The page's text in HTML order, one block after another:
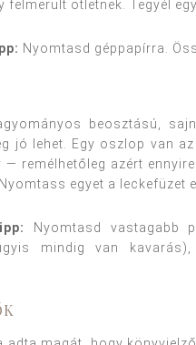
felmerült ötletnek. Tegyél
Nyomtasd géppapírra.
beosztású,
jó lehet. Egy oszlop van
— remélhetőleg azért
egyet a leckefüzet
Nyomtasd vastagabb
mindig van